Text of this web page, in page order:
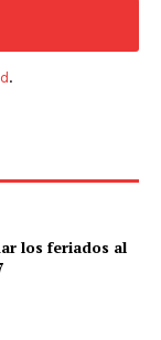
.
los feriados al